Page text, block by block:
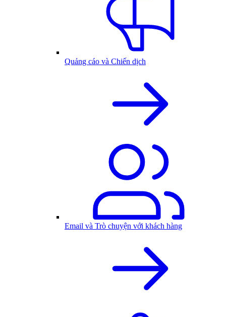
Quảng cáo và Chiến dịch
Email và Trò chuyện với khách hàng